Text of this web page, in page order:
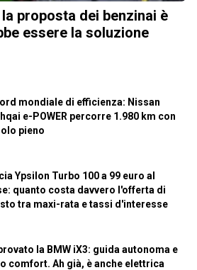
proposta dei benzinai è
essere la soluzione
mondiale di efficienza: Nissan
e-POWER percorre 1.980 km con
pieno
Ypsilon Turbo 100 a 99 euro al
quanto costa davvero l'offerta di
tra maxi-rata e tassi d'interesse
la BMW iX3: guida autonoma e
comfort. Ah già, è anche elettrica